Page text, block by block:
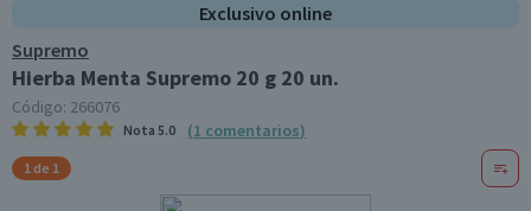
Exclusivo online
Supremo
Hierba Menta Supremo 20 g 20 un.
Código: 266076
Nota 5.0 (1 comentarios)
1 de 1